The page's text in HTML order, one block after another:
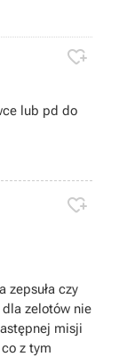

lub pd do

zepsuła czy
zelotów nie
misji
z tym